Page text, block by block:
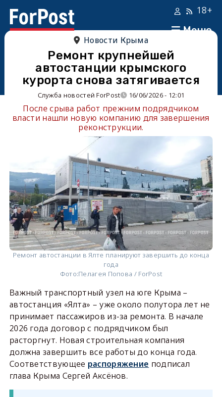
Меню
18+
Новости Крыма
Ремонт крупнейшей
автостанции крымского
курорта снова затягивается
Служба новостей ForPost 16/06/2026 - 12:01
После срыва работ прежним подрядчиком
власти нашли новую компанию для завершения
реконструкции.
Ремонт автостанции в Ялте планируют завершить до конца
года
Фото:Пелагея Попова / ForPost
Важный транспортный узел на юге Крыма –
автостанция «Ялта» – уже около полутора лет не
принимает пассажиров из-за ремонта. В начале
2026 года договор с подрядчиком был
расторгнут. Новая строительная компания
должна завершить все работы до конца года.
Соответствующее распоряжение подписал
глава Крыма Сергей Аксёнов.